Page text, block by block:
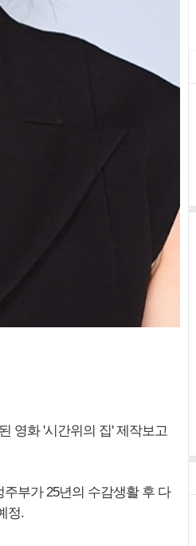
영화 '시간위의 집' 제작보고
부가 25년의 수감생활 후 다
정.